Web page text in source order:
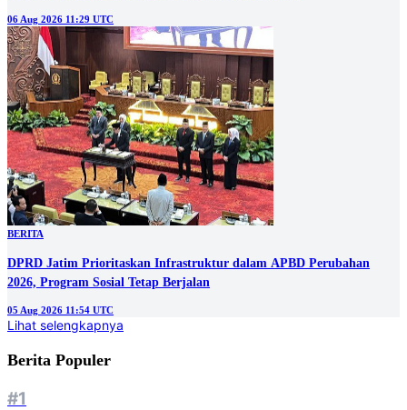
06 Aug 2026 11:29 UTC
BERITA
DPRD Jatim Prioritaskan Infrastruktur dalam APBD Perubahan
2026, Program Sosial Tetap Berjalan
05 Aug 2026 11:54 UTC
Lihat selengkapnya
Berita Populer
#1